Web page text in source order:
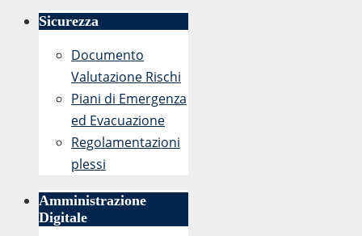
Sicurezza
Documento
Valutazione Rischi
Piani di Emergenza
ed Evacuazione
Regolamentazioni
plessi
Amministrazione
Digitale